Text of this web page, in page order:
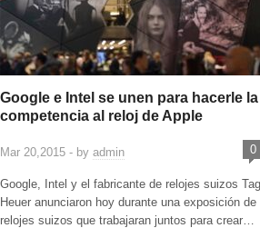
Google e Intel se unen para hacerle la
competencia al reloj de Apple
Mar 20,2015 - by admin 0
Google, Intel y el fabricante de relojes suizos Tag
Heuer anunciaron hoy durante una exposición de
relojes suizos que trabajaran juntos para crear…